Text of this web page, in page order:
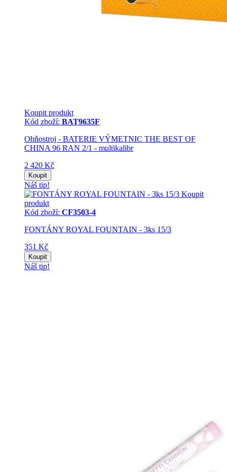
Koupit produkt
Kód zboží: BAT9635F
Ohňostroj - BATERIE VÝMETNIC THE BEST OF
CHINA 96 RAN 2/1 - multikalibr
2 420 Kč
Koupit
Náš tip!
Koupit
produkt
Kód zboží: CF3503-4
FONTÁNY ROYAL FOUNTAIN - 3ks 15/3
351 Kč
Koupit
Náš tip!